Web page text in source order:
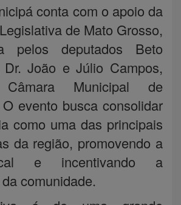
conta com o apoio da
de Mato Grosso,
pelos deputados Beto
João e Júlio Campos,
Municipal de
evento busca consolidar
como uma das principais
da região, promovendo a
e incentivando a
comunidade.